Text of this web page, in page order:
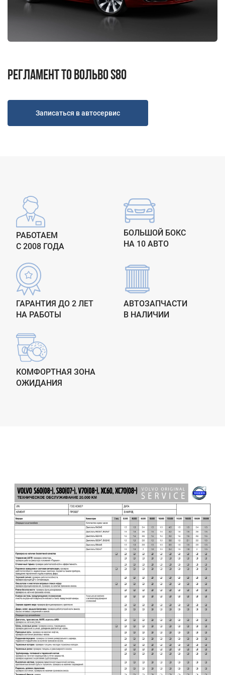
Н.Новгород ул. Удмуртская д.10
+7 (967) 711-50-50
Регламент ТО Вольво S80
Записаться в автосервис
РАБОТАЕМ
С 2008 ГОДА
БОЛЬШОЙ БОКС
НА 10 АВТО
ГАРАНТИЯ ДО 2 ЛЕТ
НА РАБОТЫ
АВТОЗАПЧАСТИ
В НАЛИЧИИ
КОМФОРТНАЯ ЗОНА
ОЖИДАНИЯ